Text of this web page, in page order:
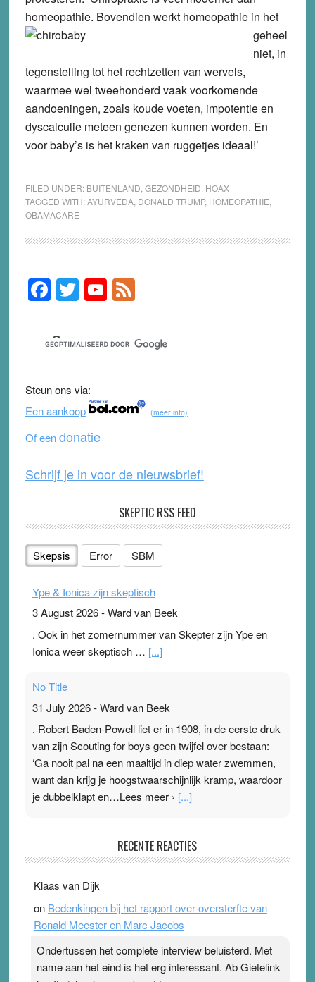
homeopathie. Bovendien werkt homeopathie in het
geheel
niet, in
tegenstelling tot het rechtzetten van wervels,
waarmee wel tweehonderd vaak voorkomende
aandoeningen, zoals koude voeten, impotentie en
dyscalculie meteen genezen kunnen worden. En
voor baby’s is het kraken van ruggetjes ideaal!’
FILED UNDER: BUITENLAND GEZONDHEID HOAX
TAGGED WITH:AYURVEDA, DONALD TRUMP, HOMEOPATHIE
OBAMACARE
Primary
Sidebar
F
a
c
e
b
o
o
k
T
wi
tt
er
Y
o
u
T
b
e
F
e
d
Steun ons via:
Een aankoop
(meer info)
Of eendonatie
Schrijf je in voor de nieuwsbrief!
SKEPTIC RSS FEED
Skepsis Error SBM
Ype & Ionica zijn skeptisch
3 August 2026-Ward van Beek
. Ook in het zomernummer van Skepter zijn Ype en
Ionica weer skeptisch … [...]
No Title
31 July 2026-Ward van Beek
. Robert Baden-Powell liet er in 1908, in de eerste druk
van zijn Scouting for boys geen twijfel over bestaan:
‘Ga nooit pal na een maaltijd in diep water zwemmen,
want dan krijg je hoogstwaarschijnlijk kramp, waardoor
je dubbelklapt en…Lees meer › [...]
Ward van Beek
topsporters. Ze hopen ermee hun hartslag te verlagen
terwijl ze meer zuurstof opnemen. Daarop heeft zo’n
pleister geen effect. Maar het gevoel ‘makkelijker te
Pleisterplakkers in de topspsort ›[...]
RECENTE REACTIES
Klaas van Dijk
on Bedenkingen bij het rapport over oversterfte van
Ronald Meester en Marc Jacobs
Ondertussen het complete interview beluisterd. Met
name aan het eind is het erg interessant. Ab Gietelink